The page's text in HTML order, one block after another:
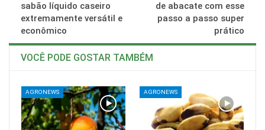
sabão líquido caseiro
extremamente versátil e
econômico
de abacate com esse
passo a passo super
prático
VOCÊ PODE GOSTAR TAMBÉM
AGRONEWS AGRONEWS